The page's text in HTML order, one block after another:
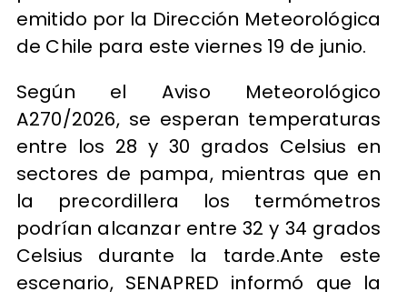
emitido por la Dirección Meteorológica
de Chile para este viernes 19 de junio.
Según el Aviso Meteorológico
A270/2026, se esperan temperaturas
entre los 28 y 30 grados Celsius en
sectores de pampa, mientras que en
la precordillera los termómetros
podrían alcanzar entre 32 y 34 grados
Celsius durante la tarde.Ante este
escenario, SENAPRED informó que la